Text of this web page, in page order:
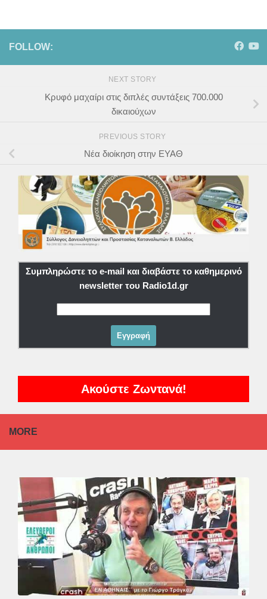
FOLLOW:
NEXT STORY
Κρυφό μαχαίρι στις διπλές συντάξεις 700.000
δικαιούχων
PREVIOUS STORY
Νέα διοίκηση στην ΕΥΑΘ
Συμπληρώστε το e-mail και διαβάστε το καθημερινό
newsletter του Radio1d.gr
Ακούστε Ζωντανά!
MORE